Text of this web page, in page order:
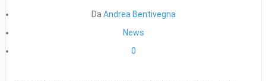
DaAndrea Bentivegna
News
0